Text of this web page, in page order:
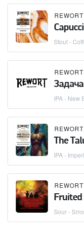
Stout -
Задача
IPA - New
The
IPA -
Fruited
Sour -